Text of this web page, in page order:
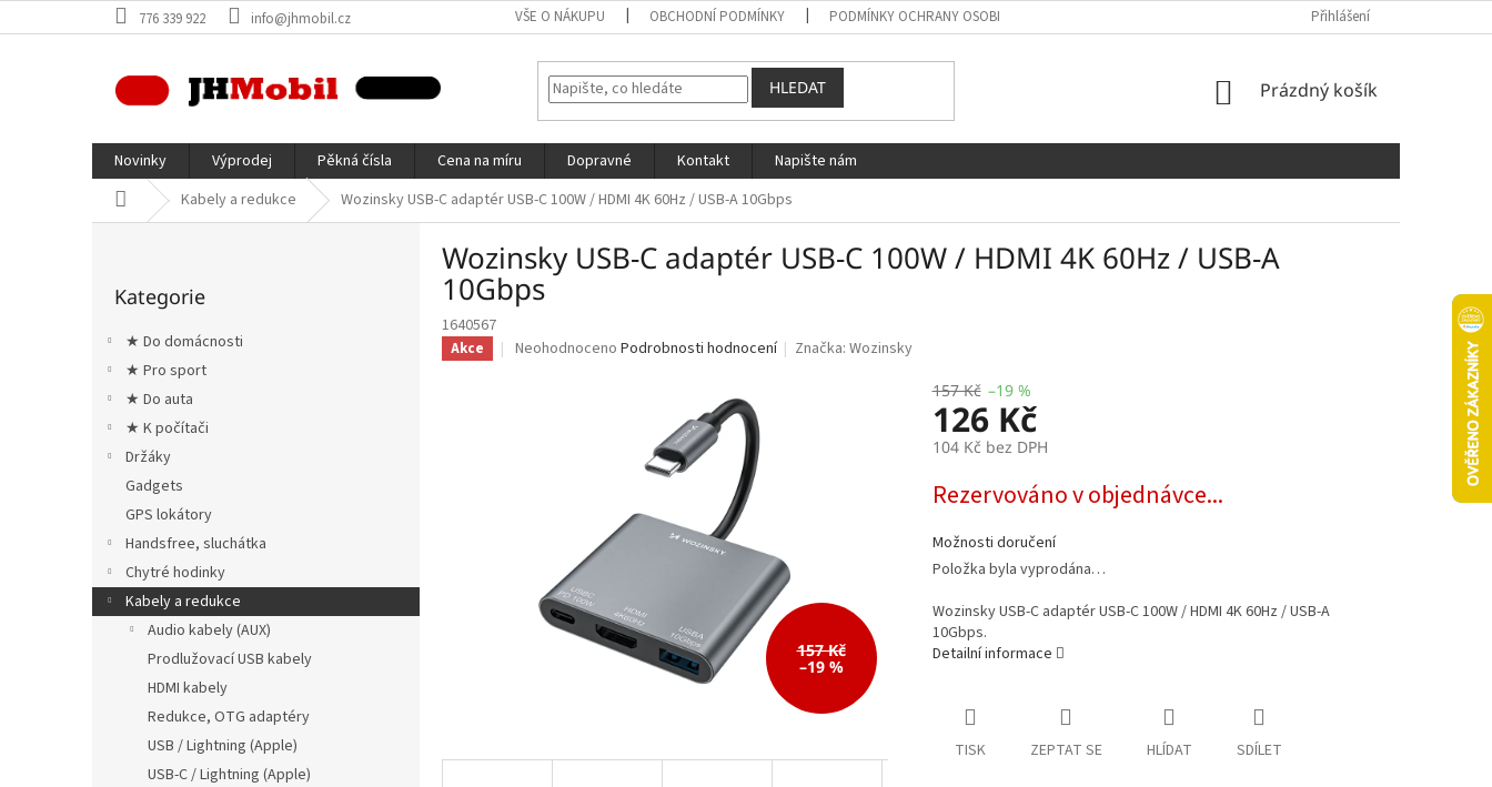
na
776 339 922 info@jhmobil.cz VŠE O NÁKUPU OBCHODNÍ PODMÍNKY PODMÍNKY OCHRANY OSOBNÍCH ÚDAJŮ Přihlášení
HLEDAT
NÁKUPNÍ
Prázdný košík
Novinky Výprodej Pěkná čísla Cena na míru Dopravné Kontakt
Napište nám
Domů Kabely a redukce Wozinsky USB-C adaptér USB-C 100W / HDMI 4K 60Hz / USB-A 10Gbps
kategorie
Kategorie
★ Do domácnosti
★ Pro sport
★ Do auta
★ K počítači
Držáky
Gadgets
GPS lokátory
Handsfree, sluchátka
Chytré hodinky
Kabely a redukce
Audio kabely (AUX)
Prodlužovací USB kabely
HDMI kabely
Redukce, OTG adaptéry
USB / Lightning (Apple)
USB-C / Lightning (Apple)
Wozinsky USB-C adaptér USB-C 100W / HDMI 4K 60Hz / USB-A
10Gbps
1640567
Akce
Průměrné
Neohodnoceno Podrobnosti hodnocení Značka:Wozinsky
157 Kč
–19 %
157 Kč –19 %
126 Kč
104 Kč bez DPH
cena:
Rezervováno v objednávce...
Možnosti doručení
Položka byla vyprodána…
Wozinsky USB-C adaptér USB-C 100W / HDMI 4K 60Hz / USB-A
10Gbps.
Detailní informace
TISK ZEPTAT SE HLÍDAT SDÍLET